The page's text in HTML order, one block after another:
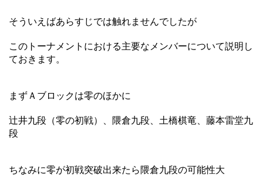
そういえばあらすじでは触れませんでしたが
このトーナメントにおける主要なメンバーについて説明し
ておきます。
まずＡブロックは零のほかに
辻井九段（零の初戦）、隈倉九段、土橋棋竜、藤本雷堂九
段
ちなみに零が初戦突破出来たら隈倉九段の可能性大